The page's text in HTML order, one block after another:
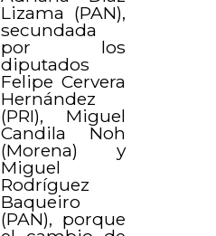
Lizama (PAN),
secundada
por los
diputados
Felipe Cervera
Hernández
(PRI), Miguel
Candila Noh
(Morena) y
Miguel
Rodríguez
Baqueiro
(PAN), porque